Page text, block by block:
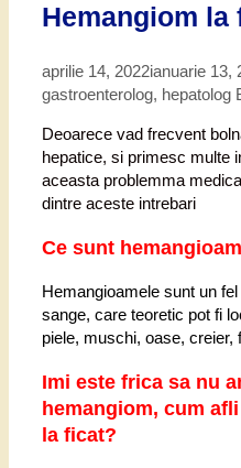
Hemangiom la
aprilie 14, 2022ianuarie 13,
gastroenterolog, hepatolog
Deoarece vad frecvent
hepatice, si primesc multe
aceasta problemma
dintre aceste intrebari
Ce sunt
Hemangioamele sunt un
sange, care teoretic pot fi
piele, muschi, oase, creier,
Imi este frica sa nu
hemangiom, cum
la ficat?